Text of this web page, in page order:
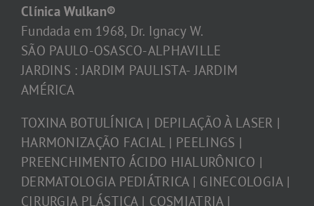
Clínica Wulkan®
Fundada em 1968, Dr. Ignacy W.
SÃO PAULO-OSASCO-ALPHAVILLE
JARDINS : JARDIM PAULISTA- JARDIM
AMÉRICA
TOXINA BOTULÍNICA | DEPILAÇÃO À LASER |
HARMONIZAÇÃO FACIAL | PEELINGS |
PREENCHIMENTO ÁCIDO HIALURÔNICO |
DERMATOLOGIA PEDIÁTRICA | GINECOLOGIA |
CIRURGIA PLÁSTICA | COSMIATRIA |